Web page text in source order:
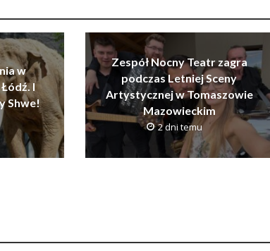
w
I
Shwe!
Zespół Nocny Teatr zagra
podczas Letniej Sceny
Artystycznej w Tomaszowie
Mazowieckim
2 dni temu